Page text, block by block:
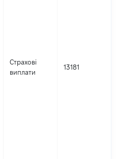
Страхові
виплати
13181